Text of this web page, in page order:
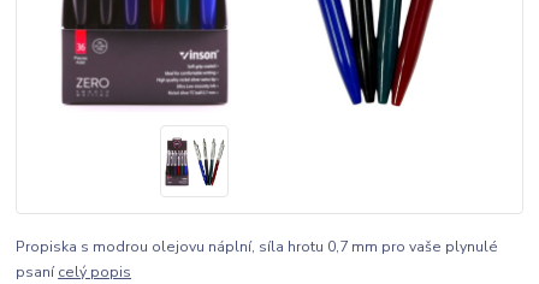
Propiska s modrou olejovu náplní, síla hrotu 0,7 mm pro vaše plynulé
psanícelý popis